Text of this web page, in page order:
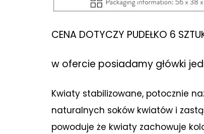
CENA DOTYCZY PUDEŁKO 6
w ofercie posiadamy główki
Kwiaty stabilizowane, potocznie
naturalnych soków kwiatów i
powoduje że kwiaty zachowuje